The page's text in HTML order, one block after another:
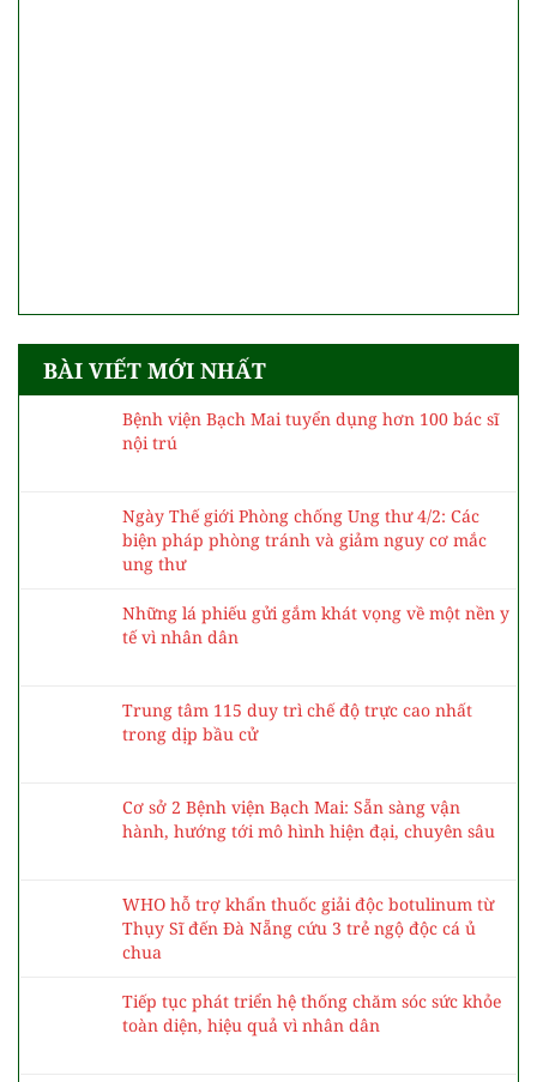
BÀI VIẾT MỚI NHẤT
Bệnh viện Bạch Mai tuyển dụng hơn 100 bác sĩ
nội trú
Ngày Thế giới Phòng chống Ung thư 4/2: Các
biện pháp phòng tránh và giảm nguy cơ mắc
ung thư
Những lá phiếu gửi gắm khát vọng về một nền y
tế vì nhân dân
Trung tâm 115 duy trì chế độ trực cao nhất
trong dịp bầu cử
Cơ sở 2 Bệnh viện Bạch Mai: Sẵn sàng vận
hành, hướng tới mô hình hiện đại, chuyên sâu
WHO hỗ trợ khẩn thuốc giải độc botulinum từ
Thụy Sĩ đến Đà Nẵng cứu 3 trẻ ngộ độc cá ủ
chua
Tiếp tục phát triển hệ thống chăm sóc sức khỏe
toàn diện, hiệu quả vì nhân dân